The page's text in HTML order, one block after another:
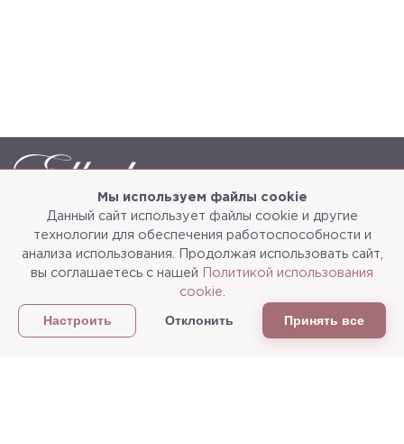
Мы используем файлы cookie
Данный сайт использует файлы cookie и другие
технологии для обеспечения работоспособности и
анализа использования. Продолжая использовать сайт,
вы соглашаетесь с нашей
Политикой использования
cookie
Настроить Отклонить Принять все
Каталог О компании
3d-тур
Сотрудничество Доставка и упаковка
Политика конфиденциальности